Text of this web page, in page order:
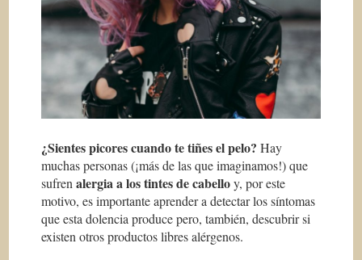
¿Sientes picores cuando te tiñes el pelo? Hay
muchas personas (¡más de las que imaginamos!) que
sufrenalergia a los tintes de cabelloy, por este
motivo, es importante aprender a detectar los síntomas
que esta dolencia produce pero, también, descubrir si
existen otros productos libres alérgenos.